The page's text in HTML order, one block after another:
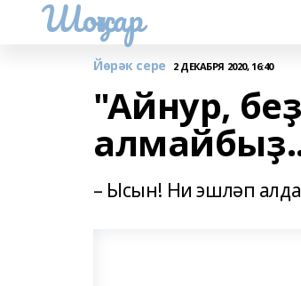
Шоңҡар
Йөрәк сере 2 ДЕКАБРЯ 2020, 16:40
"Айнур,
– Ысын! Ни эшләп